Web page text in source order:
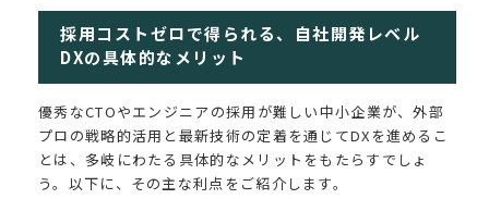
採用コストゼロで得られる、自社開発レベル
DXの具体的なメリット
優秀なCTOやエンジニアの採用が難しい中小企業が、外部
プロの戦略的活用と最新技術の定着を通じてDXを進めるこ
とは、多岐にわたる具体的なメリットをもたらすでしょ
う。以下に、その主な利点をご紹介します。